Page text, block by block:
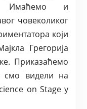
Имаћемо и
човеколиког
који
Грегорија
Приказаћемо
смо видели на
on Stage у